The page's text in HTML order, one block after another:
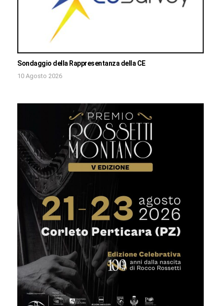
Sondaggio della Rappresentanza della CE
10 Agosto 2026